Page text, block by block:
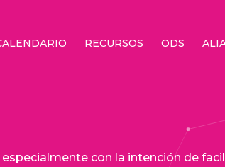
RECURSOS ODS
con la intención de